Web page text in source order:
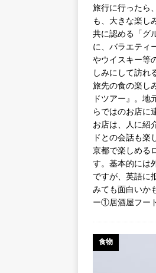
旅行に行ったら
も、大きな楽し
共に認める「グ
に、バラエティ
やウイスキー等
しみにして訪れ
旅先の食の楽し
ドツアー』。
らではのお店に
お店は、人に紹
ドとの会話も
京都で楽しめる
す。基本的には
ですが、英語に
みても面白いか
ー①居酒屋フー
食物